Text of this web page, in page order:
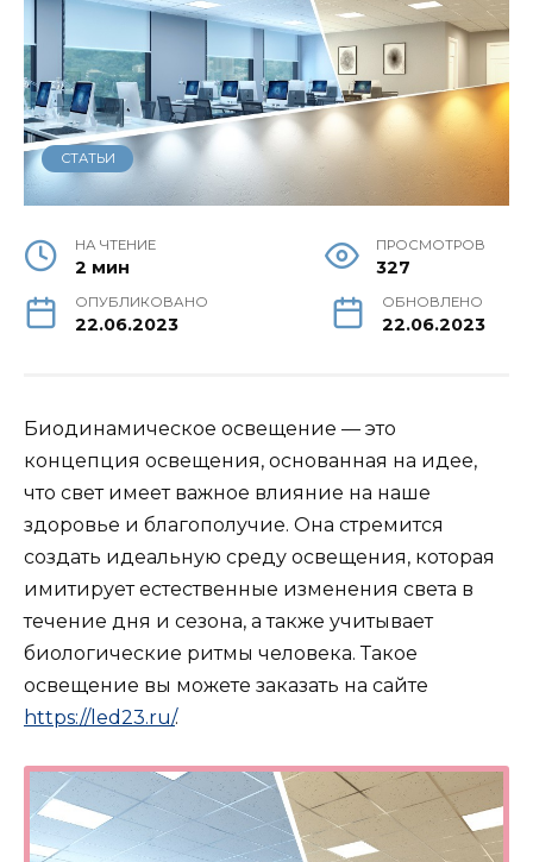
СТАТЬИ
НА ЧТЕНИЕ
2 мин
ПРОСМОТРОВ
327
ОПУБЛИКОВАНО
22.06.2023
ОБНОВЛЕНО
22.06.2023
Биодинамическое освещение — это
концепция освещения, основанная на идее,
что свет имеет важное влияние на наше
здоровье и благополучие. Она стремится
создать идеальную среду освещения, которая
имитирует естественные изменения света в
течение дня и сезона, а также учитывает
биологические ритмы человека. Такое
освещение вы можете заказать на сайте
https://led23.ru/.